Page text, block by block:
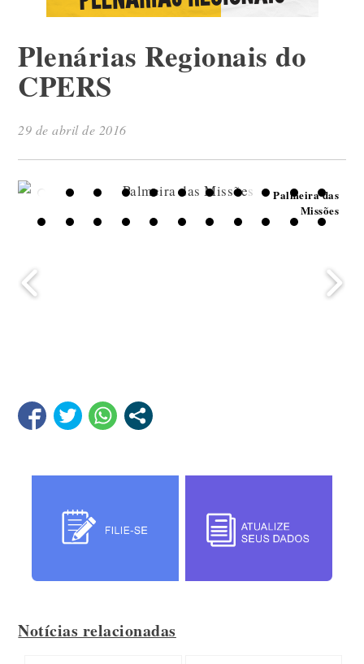
Plenárias Regionais do
CPERS
29 de abril de 2016
Notícias relacionadas